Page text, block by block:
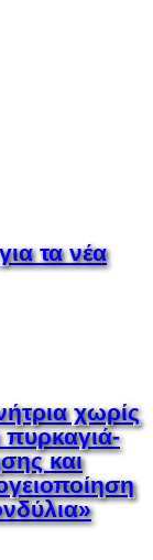
τα νέα
χωρίς
πυρκαγιά-
και